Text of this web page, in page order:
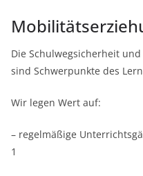
Die Schulwegsicherheit
sind Schwerpunkte des
Wir legen Wert auf:
– regelmäßige
1